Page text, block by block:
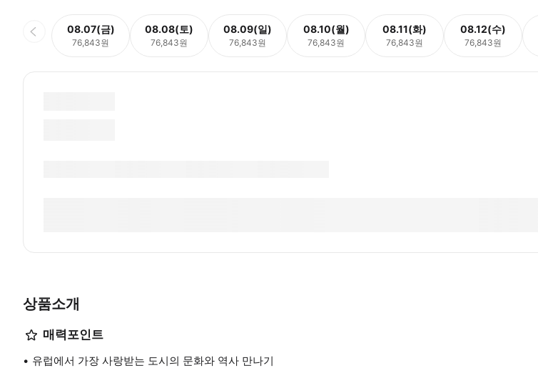
08.07(금)
76,843원
08.08(토)
76,843원
08.09(일)
76,843원
08.10(월)
76,843원
08.11(화)
76,843원
08.12(수)
76,843원
상품소개
매력포인트
유럽에서 가장 사랑받는 도시의 문화와 역사 만나기